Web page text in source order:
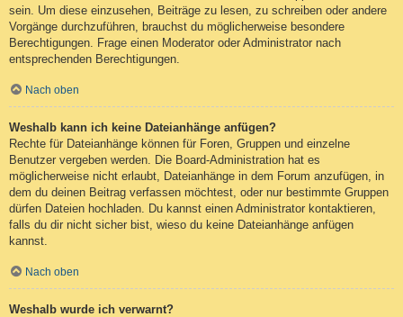
sein. Um diese einzusehen, Beiträge zu lesen, zu schreiben oder andere
Vorgänge durchzuführen, brauchst du möglicherweise besondere
Berechtigungen. Frage einen Moderator oder Administrator nach
entsprechenden Berechtigungen.
Nach oben
Weshalb kann ich keine Dateianhänge anfügen?
Rechte für Dateianhänge können für Foren, Gruppen und einzelne
Benutzer vergeben werden. Die Board-Administration hat es
möglicherweise nicht erlaubt, Dateianhänge in dem Forum anzufügen, in
dem du deinen Beitrag verfassen möchtest, oder nur bestimmte Gruppen
dürfen Dateien hochladen. Du kannst einen Administrator kontaktieren,
falls du dir nicht sicher bist, wieso du keine Dateianhänge anfügen
kannst.
Nach oben
Weshalb wurde ich verwarnt?